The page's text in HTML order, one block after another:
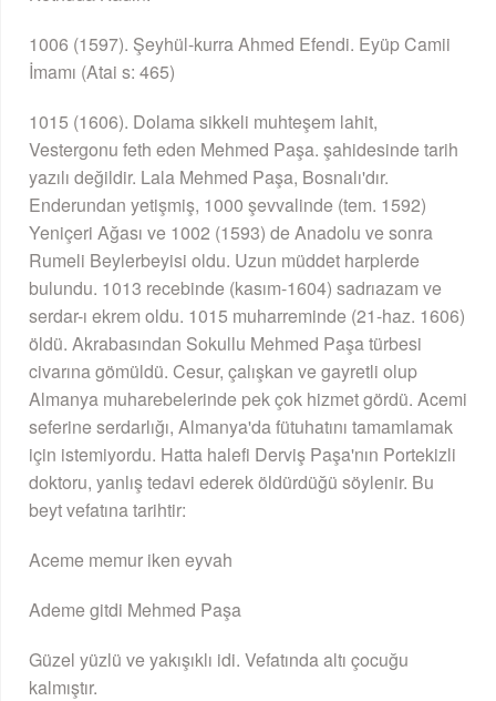
1006 (1597). Şeyhül-kurra Ahmed Efendi. Eyüp Camii
İmamı (Atai s: 465)
1015 (1606). Dolama sikkeli muhteşem lahit,
Vestergonu feth eden Mehmed Paşa. şahidesinde tarih
yazılı değildir. Lala Mehmed Paşa, Bosnalı'dır.
Enderundan yetişmiş, 1000 şevvalinde (tem. 1592)
Yeniçeri Ağası ve 1002 (1593) de Anadolu ve sonra
Rumeli Beylerbeyisi oldu. Uzun müddet harplerde
bulundu. 1013 recebinde (kasım-1604) sadrıazam ve
serdar-ı ekrem oldu. 1015 muharreminde (21-haz. 1606)
öldü. Akrabasından Sokullu Mehmed Paşa türbesi
civarına gömüldü. Cesur, çalışkan ve gayretli olup
Almanya muharebelerinde pek çok hizmet gördü. Acemi
seferine serdarlığı, Almanya'da fütuhatını tamamlamak
için istemiyordu. Hatta halefi Derviş Paşa'nın Portekizli
doktoru, yanlış tedavi ederek öldürdüğü söylenir. Bu
beyt vefatına tarihtir:
Aceme memur iken eyvah
Ademe gitdi Mehmed Paşa
Güzel yüzlü ve yakışıklı idi. Vefatında altı çocuğu
kalmıştır.